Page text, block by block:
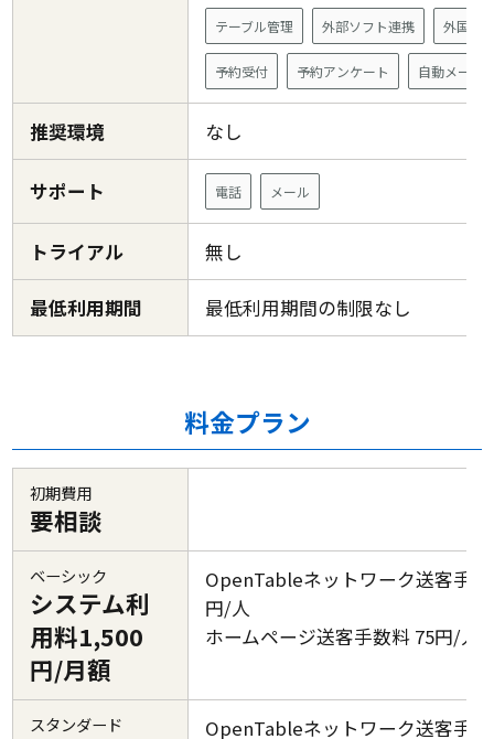
テーブル管理 外部ソフト連携 外国語
予約受付 予約アンケート 自動メール
推奨環境 なし
サポート 電話 メール
トライアル 無し
最低利用期間 最低利用期間の制限なし
料金プラン
初期費用
要相談
ベーシック
システム利
用料1,500
円/月額
OpenTableネットワーク送客手数
円/人
ホームページ送客手数料 75円/人
スタンダード OpenTableネットワーク送客手数